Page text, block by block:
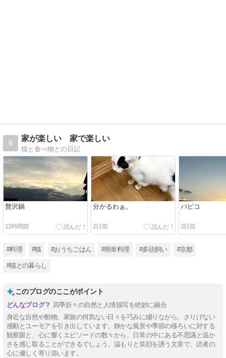
6
家が楽しい 家で楽しい
猫と食べ物との日記
贅沢鍋
13時間前
分かるわぁ。
2日前
パピコ
3日前
#料理 #猫 #おうちごはん #簡単料理 #多頭飼い #京都
#猫との暮らし
このブログのここがポイント
四季折々の自然と人情描写を絶妙に融合
身近な自然や動物、家族の何気ない日々を巧みに綴りながら、さりげない
感動とユーモアを引き出しています。静かな風景や季節の移ろいに対する
観察眼と、心に響くエピソードの数々から、日常の中にある不思議と温か
さを感じ取ることができるでしょう。温もりと笑顔を誘う文章で、読者の
心に優しく寄り添います。